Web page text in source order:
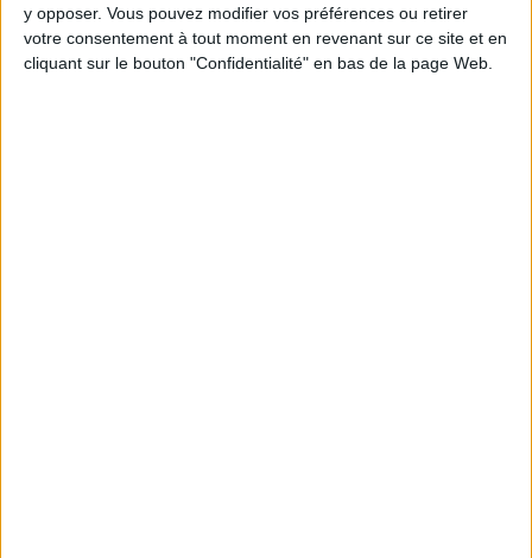
y opposer. Vous pouvez modifier vos préférences ou retirer
votre consentement à tout moment en revenant sur ce site et en
cliquant sur le bouton "Confidentialité" en bas de la page Web.